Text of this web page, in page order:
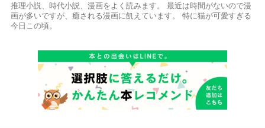
推理小説、時代小説、漫画をよく読みます。 最近は時間がないので漫
画が多いですが、癒される漫画に飢えています。 特に猫が可愛すぎる
今日この頃。